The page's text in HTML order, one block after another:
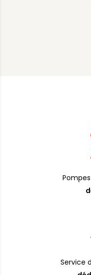
Service